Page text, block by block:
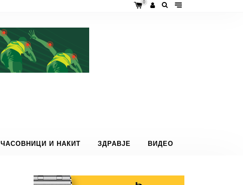
0
ЧАСОВНИЦИ И НАКИТ ЗДРАВЈЕ ВИДЕО